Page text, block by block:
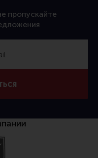
пропускайте